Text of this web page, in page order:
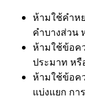
ห้ามใช้คำห
คำบางส่วน
ห้ามใช้ข้อค
ประมาท ห
ห้ามใช้ข้อค
แบ่งแยก กา